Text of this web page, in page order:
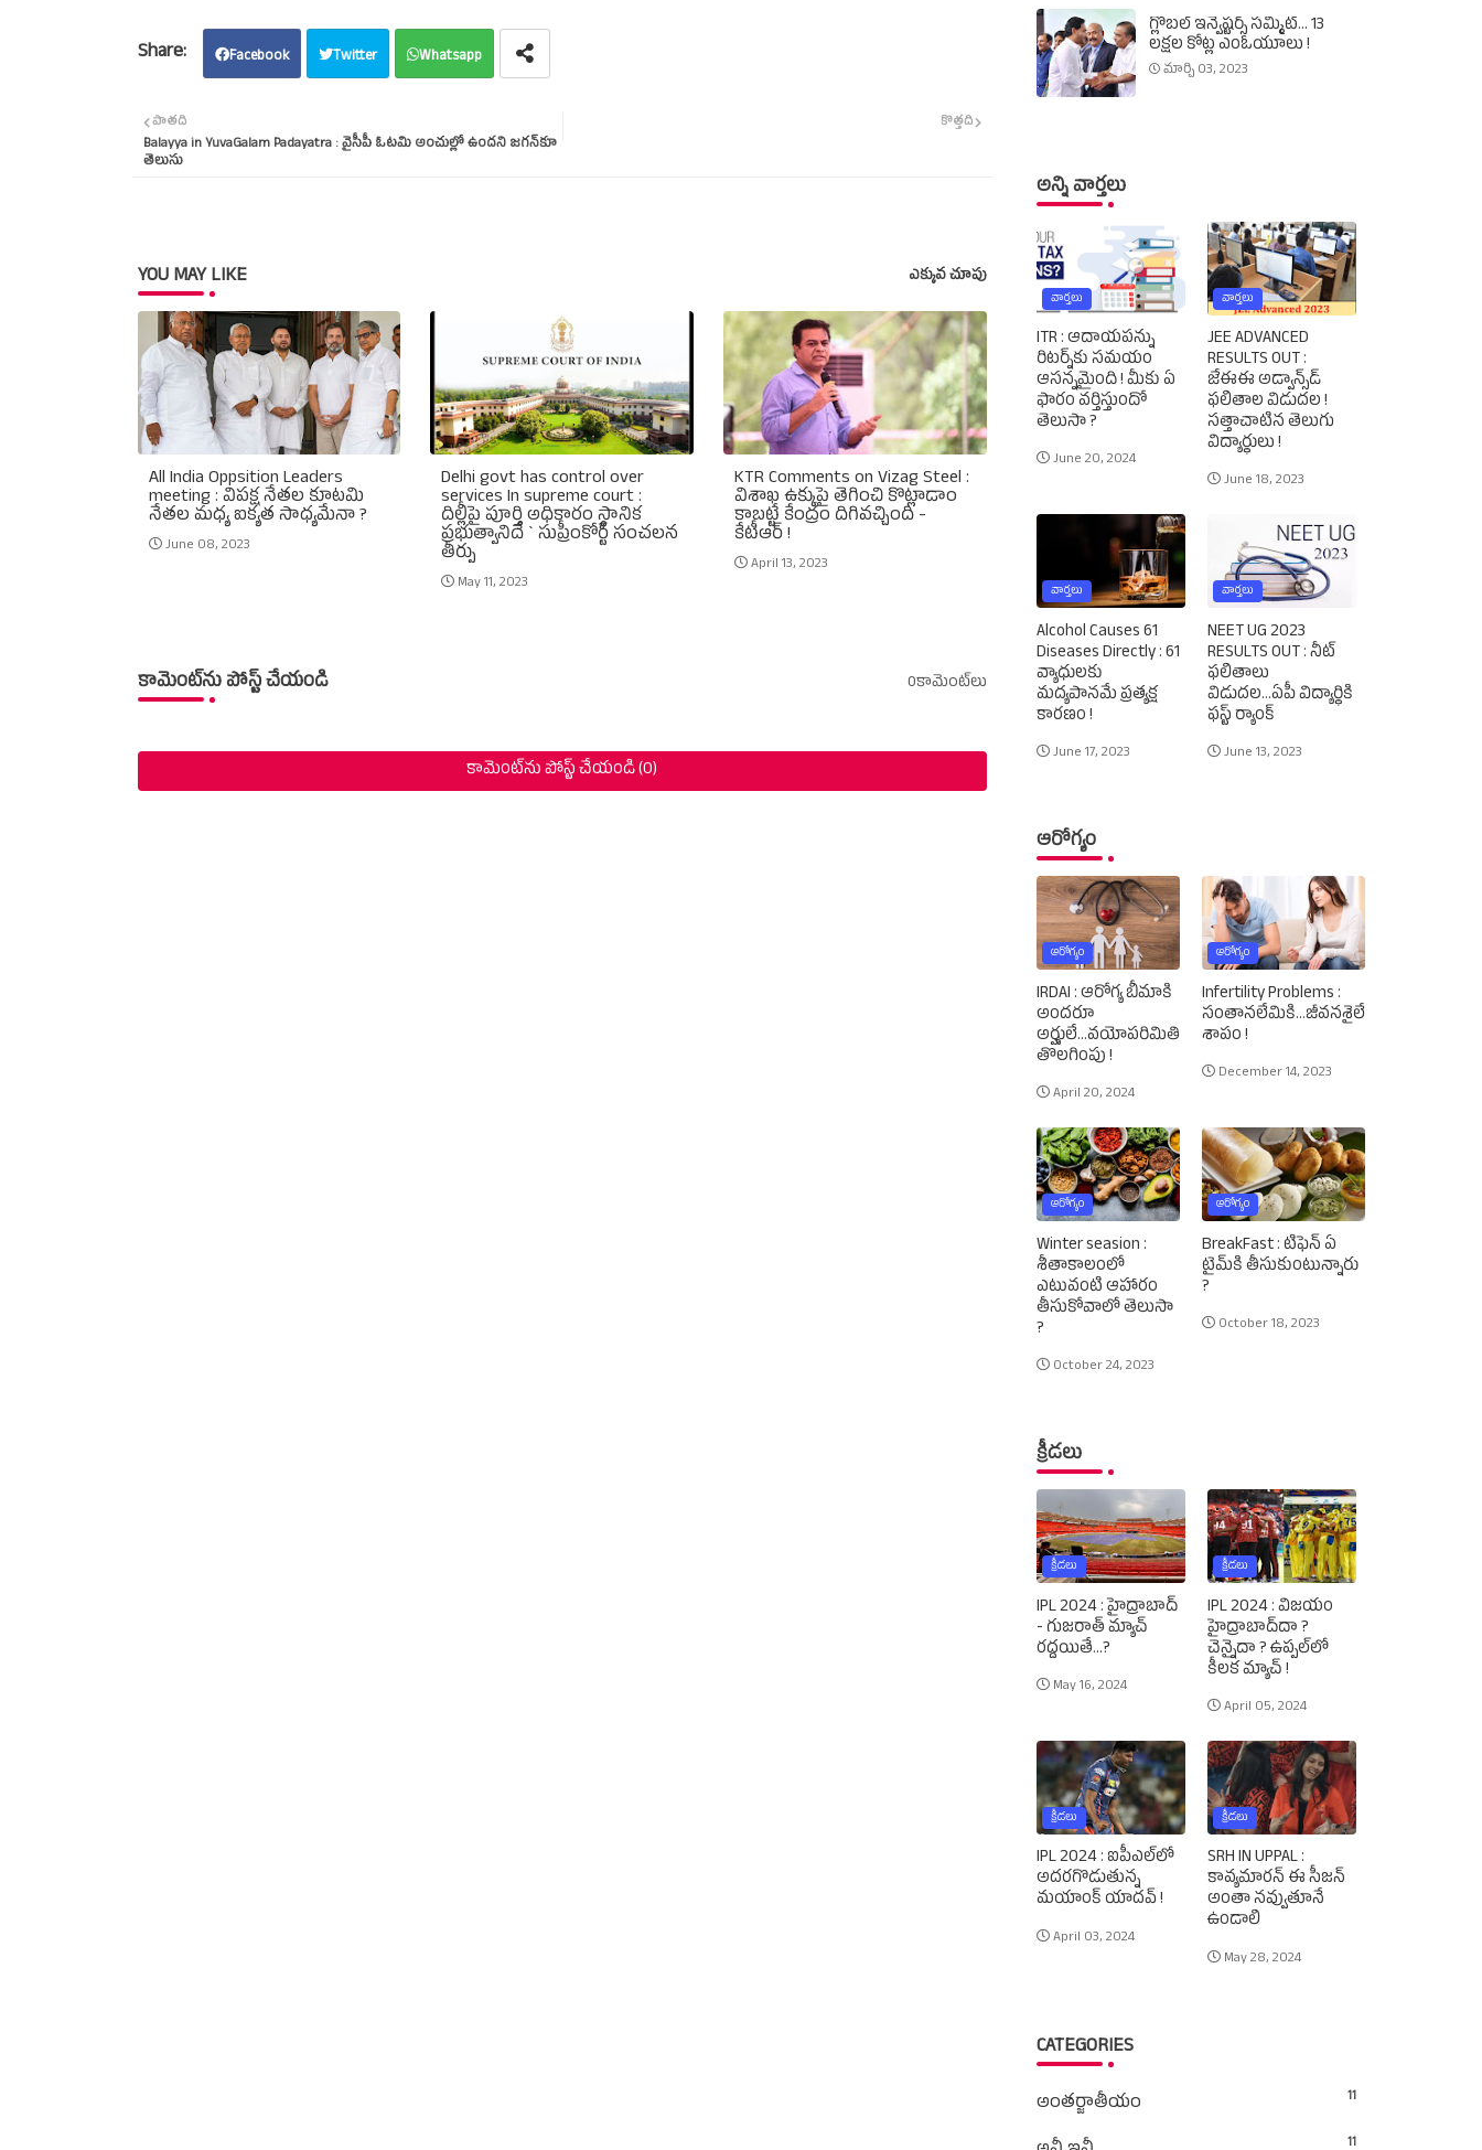
Facebook Twitter Whatsapp
కొత్తది
పాతది
Balayya in YuvaGalam Padayatra : వైసీపీ ఓటమి అంచుల్లో ఉందని జగన్‌కూ
తెలుసు
YOU MAY LIKE ఎక్కువ చూపు
All India Oppsition Leaders
meeting : విపక్ష నేతల కూటమి
నేతల మధ్య ఐక్యత సాధ్యమేనా ?
June 08, 2023
Delhi govt has control over
services In supreme court :
దిల్లీపై పూర్తి అధికారం స్థానిక
ప్రభుత్వానిదే ` సుప్రీంకోర్ట్‌ సంచలన
తీర్పు
May 11, 2023
KTR Comments on Vizag Steel :
విశాఖ ఉక్కుపై తెగించి కొట్లాడాం
కాబట్టే కేంద్రం దిగివచ్చింది -
కేటీఆర్‌ !
April 13, 2023
కామెంట్‌ను పోస్ట్ చేయండి 0కామెంట్‌లు
కామెంట్‌ను పోస్ట్ చేయండి (0)
గ్లోబల్‌ ఇన్వెష్టర్స్‌ సమ్మిట్‌... 13
లక్షల కోట్ల ఎంఓయూలు !
మార్చి 03, 2023
అన్ని వార్తలు
వార్తలు
ITR : ఆదాయపన్ను
రిటర్న్‌కు సమయం
ఆసన్నమైంది ! మీకు ఏ
ఫారం వర్తిస్తుందో
తెలుసా ?
June 20, 2024
వార్తలు
JEE ADVANCED
RESULTS OUT :
జేఈఈ అడ్వాన్స్‌డ్‌
ఫలితాల విడుదల !
సత్తాచాటిన తెలుగు
విద్యార్థులు !
June 18, 2023
వార్తలు
Alcohol Causes 61
Diseases Directly : 61
వ్యాధులకు
మద్యపానమే ప్రత్యక్ష
కారణం !
June 17, 2023
వార్తలు
NEET UG 2023
RESULTS OUT : నీట్‌
ఫలితాలు
విడుదల...ఏపీ విద్యార్థికి
ఫస్ట్‌ ర్యాంక్‌
June 13, 2023
ఆరోగ్యం
ఆరోగ్యం
IRDAI : ఆరోగ్య బీమాకి
అందరూ
అర్హులే...వయోపరిమితి
తొలగింపు !
April 20, 2024
ఆరోగ్యం
Infertility Problems :
సంతానలేమికి...జీవనశైలే
శాపం !
December 14, 2023
ఆరోగ్యం
Winter seasion :
శీతాకాలంలో
ఎటువంటి ఆహారం
తీసుకోవాలో తెలుసా
?
October 24, 2023
ఆరోగ్యం
BreakFast : టిఫెన్‌ ఏ
టైమ్‌కి తీసుకుంటున్నారు
?
October 18, 2023
క్రీడలు
క్రీడలు
IPL 2024 : హైద్రాబాద్‌
- గుజరాత్‌ మ్యాచ్‌
రద్దయితే...?
May 16, 2024
క్రీడలు
IPL 2024 : విజయం
హైద్రాబాద్‌దా ?
చెన్నైదా ? ఉప్పల్‌లో
కీలక మ్యాచ్‌ !
April 05, 2024
క్రీడలు
IPL 2024 : ఐపీఎల్‌లో
అదరగొడుతున్న
మయాంక్‌ యాదవ్‌ !
April 03, 2024
క్రీడలు
SRH IN UPPAL :
కావ్యమారన్‌ ఈ సీజన్‌
అంతా నవ్వుతూనే
ఉండాలి
May 28, 2024
CATEGORIES
అంతర్జాతీయం 11
11